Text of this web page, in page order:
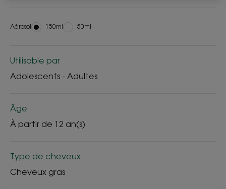
Aérosol Aérosol
150ml Aérosol
50ml
Utilisable par
Adolescents - Adultes
Âge
À partir de 12 an(s)
Type de cheveux
Cheveux gras